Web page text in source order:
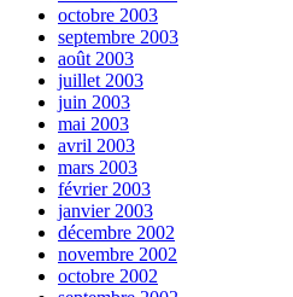
octobre 2003
septembre 2003
août 2003
juillet 2003
juin 2003
mai 2003
avril 2003
mars 2003
février 2003
janvier 2003
décembre 2002
novembre 2002
octobre 2002